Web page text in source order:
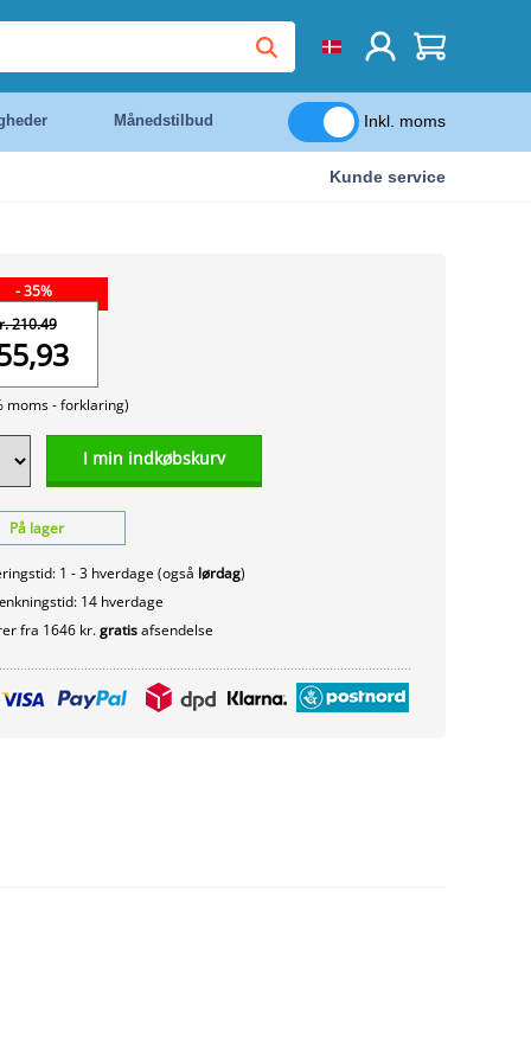
Månedstilbud Inkl. moms
Kunde service
- 35%
210.49
moms -forklaring)
I min indkøbskurv
På lager
1 - 3 hverdage (også lørdag)
14 hverdage
fra 1646 kr.gratisafsendelse